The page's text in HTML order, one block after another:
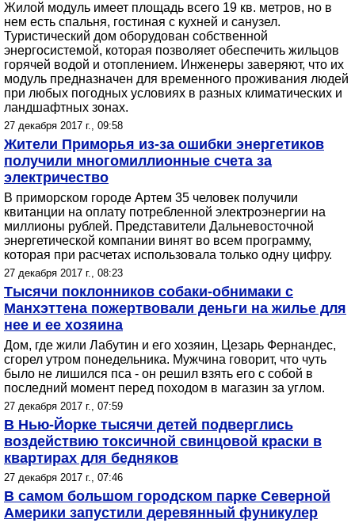
Жилой модуль имеет площадь всего 19 кв. метров, но в
нем есть спальня, гостиная с кухней и санузел.
Туристический дом оборудован собственной
энергосистемой, которая позволяет обеспечить жильцов
горячей водой и отоплением. Инженеры заверяют, что их
модуль предназначен для временного проживания людей
при любых погодных условиях в разных климатических и
ландшафтных зонах.
27 декабря 2017 г., 09:58
Жители Приморья из-за ошибки энергетиков
получили многомиллионные счета за
электричество
В приморском городе Артем 35 человек получили
квитанции на оплату потребленной электроэнергии на
миллионы рублей. Представители Дальневосточной
энергетической компании винят во всем программу,
которая при расчетах использовала только одну цифру.
27 декабря 2017 г., 08:23
Тысячи поклонников собаки-обнимаки с
Манхэттена пожертвовали деньги на жилье для
нее и ее хозяина
Дом, где жили Лабутин и его хозяин, Цезарь Фернандес,
сгорел утром понедельника. Мужчина говорит, что чуть
было не лишился пса - он решил взять его с собой в
последний момент перед походом в магазин за углом.
27 декабря 2017 г., 07:59
В Нью-Йорке тысячи детей подверглись
воздействию токсичной свинцовой краски в
квартирах для бедняков
27 декабря 2017 г., 07:46
В самом большом городском парке Северной
Америки запустили деревянный фуникулер